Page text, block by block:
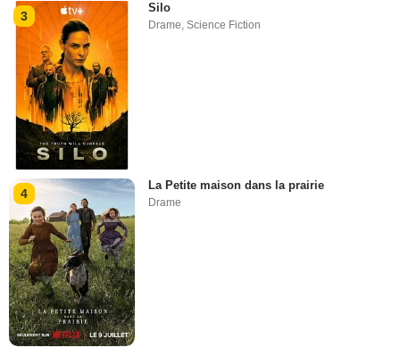
3
Silo
Drame,Science Fiction
4
La Petite maison dans la prairie
Drame